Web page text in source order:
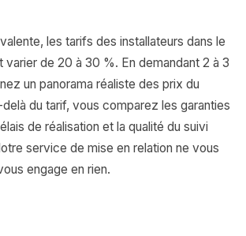
les tarifs des installateurs dans le
de 20 à 30 %. En demandant 2 à 3
un panorama réaliste des prix du
du tarif, vous comparez les garanties
de réalisation et la qualité du suivi
service de mise en relation ne vous
engage en rien.